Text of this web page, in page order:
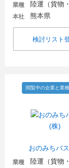
業種
本社 熊本県
検討リスト
おのみちバ
閲覧中の企業と業
業種